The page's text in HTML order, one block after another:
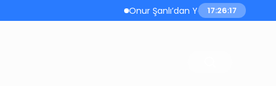
Onur Şanlı’dan Yazın Yeni Hiti:
17:26:17